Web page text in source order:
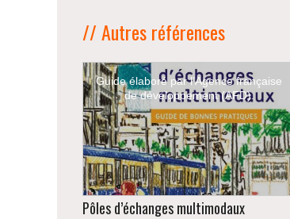
// Autres références
Guide élaboré par l’Agence française
de développement (AFD).
Pôles d’échanges multimodaux